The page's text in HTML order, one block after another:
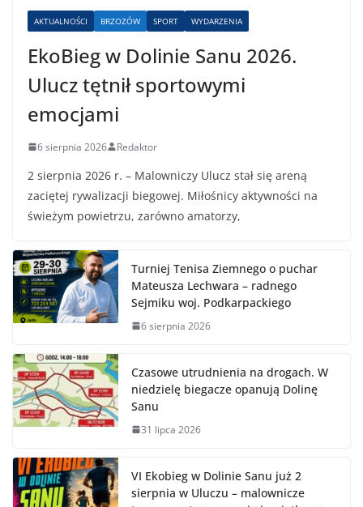
AKTUALNOŚCI BRZOZÓW SPORT WYDARZENIA
EkoBieg w Dolinie Sanu 2026.
Ulucz tętnił sportowymi
emocjami
6 sierpnia 2026 Redaktor
2 sierpnia 2026 r. – Malowniczy Ulucz stał się areną
zaciętej rywalizacji biegowej. Miłośnicy aktywności na
świeżym powietrzu, zarówno amatorzy,
Turniej Tenisa Ziemnego o puchar
Mateusza Lechwara – radnego
Sejmiku woj. Podkarpackiego
6 sierpnia 2026
Czasowe utrudnienia na drogach. W
niedzielę biegacze opanują Dolinę
Sanu
31 lipca 2026
VI Ekobieg w Dolinie Sanu już 2
sierpnia w Uluczu – malownicze